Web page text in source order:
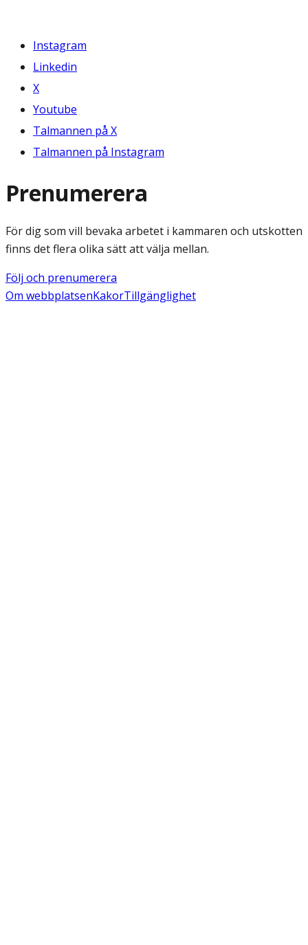
Instagram
Linkedin
X
Youtube
Talmannen på X
Talmannen på Instagram
Prenumerera
För dig som vill bevaka arbetet i kammaren och utskotten
finns det flera olika sätt att välja mellan.
Följ och prenumerera
Om webbplatsenKakorTillgänglighet